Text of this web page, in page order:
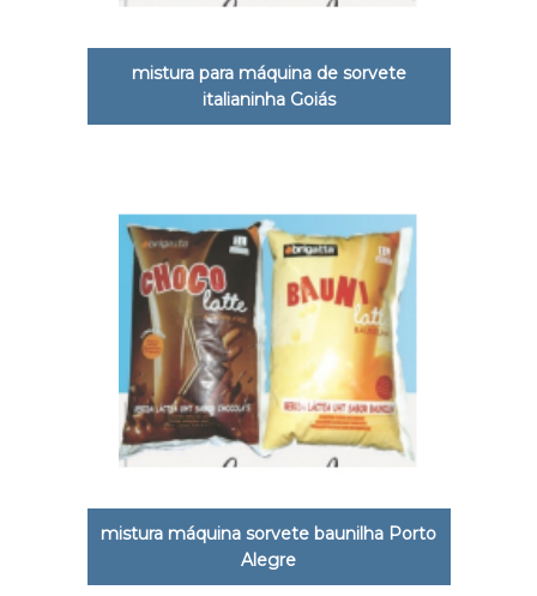
mistura para máquina de sorvete
italianinha Goiás
mistura máquina sorvete baunilha Porto
Alegre